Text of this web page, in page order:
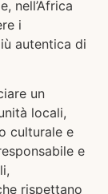
nell’Africa
i
autentica di
un
locali,
culturale e
e
rispettano